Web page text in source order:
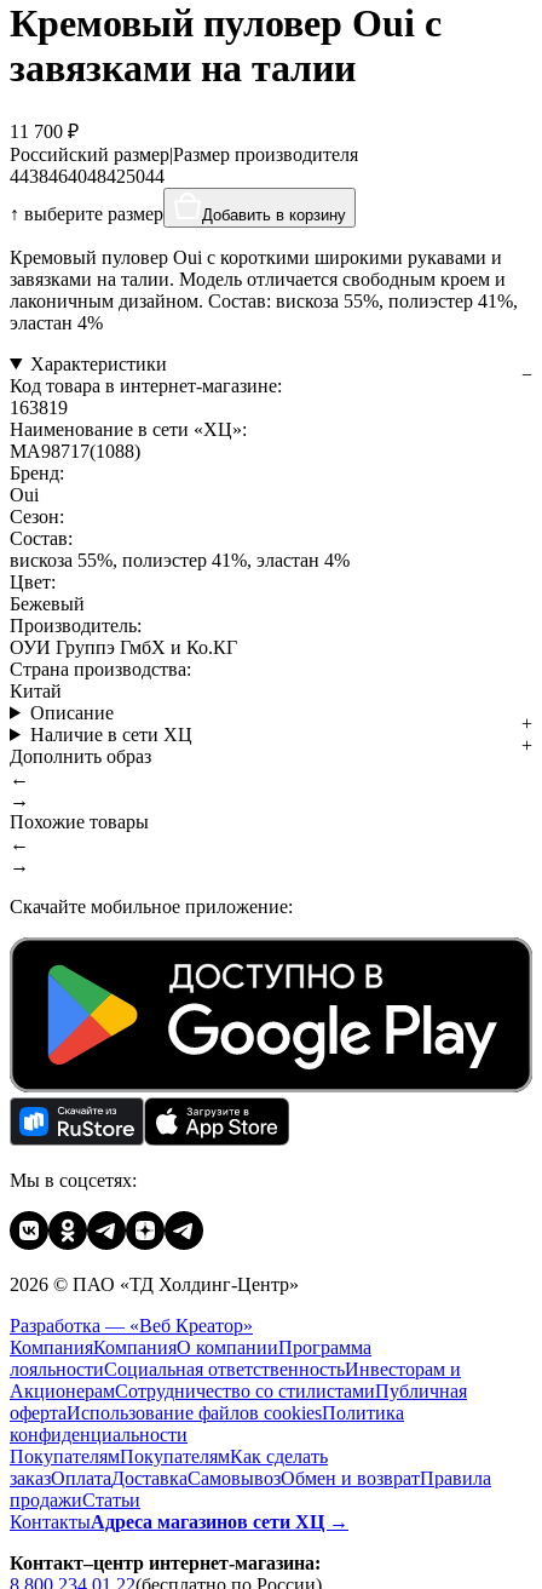
Кремовый пуловер Oui с
завязками на талии
11 700 ₽
Российский размер|Размер производителя
4438464048425044
↑ выберите размер
Добавить в корзину
Кремовый пуловер Oui с короткими широкими рукавами и
завязками на талии. Модель отличается свободным кроем и
лаконичным дизайном. Состав: вискоза 55%, полиэстер 41%,
эластан 4%
Характеристики
Код товара в интернет-магазине:
163819
Наименование в сети «ХЦ»:
MA98717(1088)
Бренд:
Oui
Сезон:
Состав:
вискоза 55%, полиэстер 41%, эластан 4%
Цвет:
Бежевый
Производитель:
ОУИ Группэ ГмбХ и Ко.КГ
Страна производства:
Китай
Описание
Наличие в сети ХЦ
Дополнить образ
←
→
Похожие товары
←
→
Скачайте мобильное приложение:
Мы в соцсетях:
2026 © ПАО «ТД Холдинг-Центр»
Разработка — «Веб Креатор»
КомпанияКомпанияО компанииПрограмма
лояльностиСоциальная ответственностьИнвесторам и
АкционерамСотрудничество со стилистамиПубличная
офертаИспользование файлов cookiesПолитика
конфиденциальности
ПокупателямПокупателямКак сделать
заказОплатаДоставкаCамовывозОбмен и возвратПравила
продажиСтатьи
КонтактыАдреса магазинов сети ХЦ →
Контакт–центр интернет-магазина:
8 800 234 01 22(бесплатно по России)